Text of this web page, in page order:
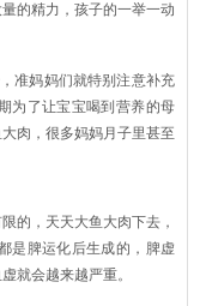
的精力，孩子的一举一动
准妈妈们就特别注意补充
为了让宝宝喝到营养的母
肉，很多妈妈月子里甚至
的，天天大鱼大肉下去，
是脾运化后生成的，脾虚
就会越来越严重。